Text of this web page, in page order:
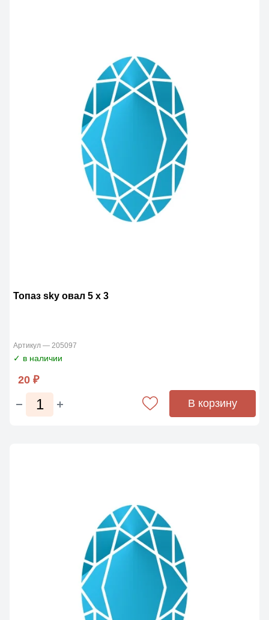
Топаз sky овал 5 x 3
Артикул — 205097
✓ в наличии
20 ₽
В корзину